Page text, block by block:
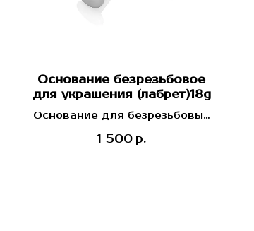
Основание безрезьбовое
для украшения (лабрет)18g
Основание для безрезьбовых
1 500 р.